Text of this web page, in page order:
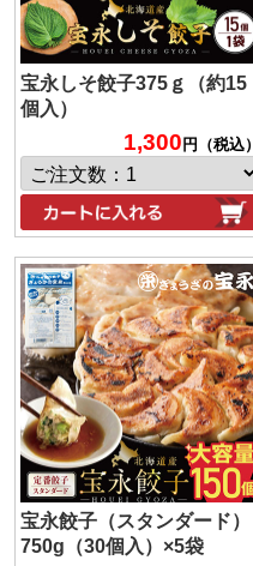
宝永しそ餃子375ｇ（約15
個入）
1,300 円（税込）
宝永餃子（スタンダード）
750g（30個入）×5袋